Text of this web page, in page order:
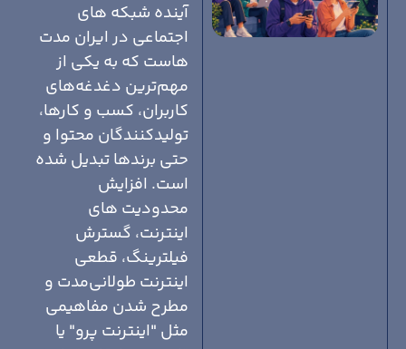
آینده شبکه های
اجتماعی در ایران مدت
هاست که به یکی از
مهم‌ترین دغدغه‌های
کاربران، کسب و کارها،
تولیدکنندگان محتوا و
حتی برندها تبدیل شده
است. افزایش
محدودیت های
اینترنت، گسترش
فیلترینگ، قطعی
اینترنت طولانی‌مدت و
مطرح شدن مفاهیمی
مثل "اینترنت پرو" یا